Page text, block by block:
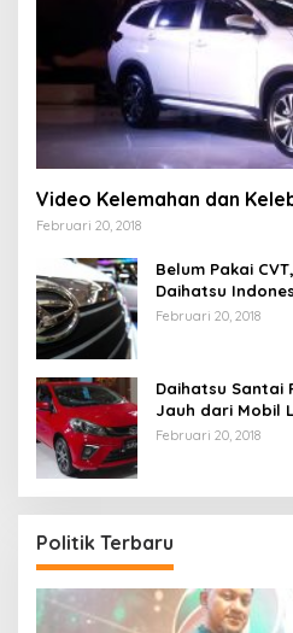
Video Kelemahan dan
Februari 20, 2018
Belum Pakai
Daihatsu
Februari 20, 2018
Daihatsu Santai
Jauh dari Mobil
Februari 20, 2018
Politik Terbaru